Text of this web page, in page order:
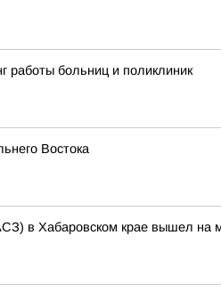
больниц и поликлиник
Востока
в Хабаровском крае вышел на